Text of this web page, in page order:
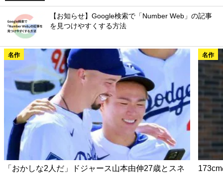
【お知らせ】Google検索で「Number Web」の記事
を見つけやすくする方法
名作
「おかしな2人だ」ドジャース山本由伸27歳とスネ
名作